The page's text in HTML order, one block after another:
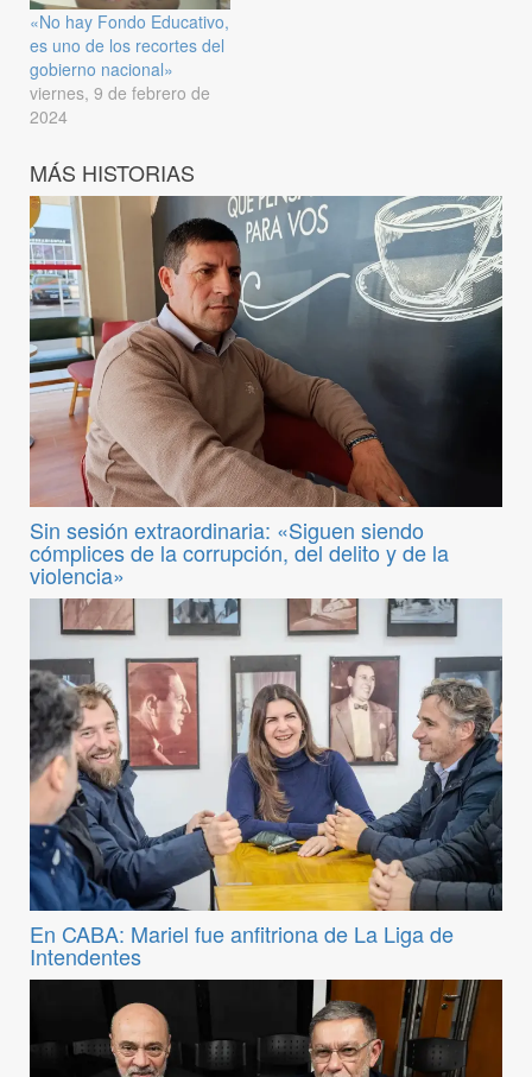
«No hay Fondo Educativo,
es uno de los recortes del
gobierno nacional»
viernes, 9 de febrero de
2024
MÁS HISTORIAS
Sin sesión extraordinaria: «Siguen siendo
cómplices de la corrupción, del delito y de la
violencia»
En CABA: Mariel fue anfitriona de La Liga de
Intendentes